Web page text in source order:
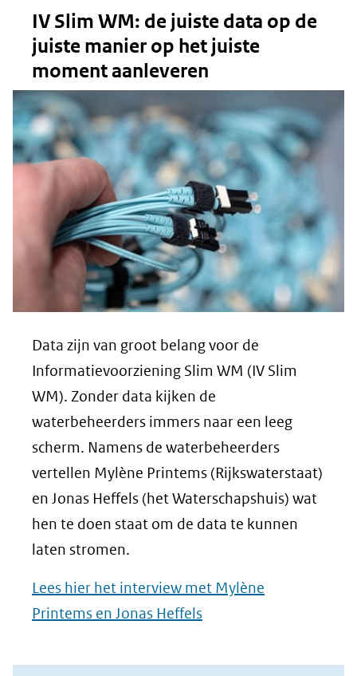
IV Slim WM: de juiste data op de
juiste manier op het juiste
moment aanleveren
Data zijn van groot belang voor de
Informatievoorziening Slim WM (IV Slim
WM). Zonder data kijken de
waterbeheerders immers naar een leeg
scherm. Namens de waterbeheerders
vertellen Mylène Printems (Rijkswaterstaat)
en Jonas Heffels (het Waterschapshuis) wat
hen te doen staat om de data te kunnen
laten stromen.
Lees hier het interview met Mylène
Printems en Jonas Heffels